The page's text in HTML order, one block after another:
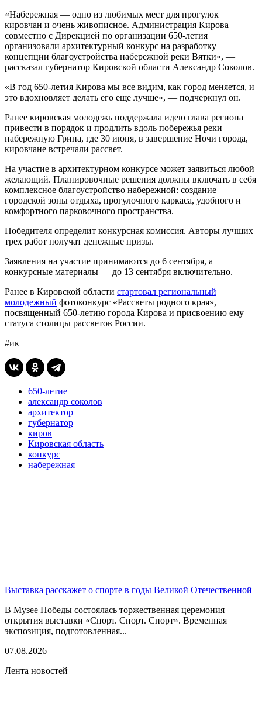
«Набережная — одно из любимых мест для прогулок
кировчан и очень живописное. Администрация Кирова
совместно с Дирекцией по организации 650-летия
организовали архитектурный конкурс на разработку
концепции благоустройства набережной реки Вятки», —
рассказал губернатор Кировской области Александр Соколов.
«В год 650-летия Кирова мы все видим, как город меняется, и
это вдохновляет делать его еще лучше», — подчеркнул он.
Ранее кировская молодежь поддержала идею глава региона
привести в порядок и продлить вдоль побережья реки
набережную Грина, где 30 июня, в завершение Ночи города,
кировчане встречали рассвет.
На участие в архитектурном конкурсе может заявиться любой
желающий. Планировочные решения должны включать в себя
комплексное благоустройство набережной: создание
городской зоны отдыха, прогулочного каркаса, удобного и
комфортного парковочного пространства.
Победителя определит конкурсная комиссия. Авторы лучших
трех работ получат денежные призы.
Заявления на участие принимаются до 6 сентября, а
конкурсные материалы — до 13 сентября включительно.
Ранее в Кировской области стартовал региональный
молодежный фотоконкурс «Рассветы родного края»,
посвященный 650-летию города Кирова и присвоению ему
статуса столицы рассветов России.
#ик
650-летие
александр соколов
архитектор
губернатор
киров
Кировская область
конкурс
набережная
Выставка расскажет о спорте в годы Великой Отечественной
В Музее Победы состоялась торжественная церемония
открытия выставки «Спорт. Спорт. Спорт». Временная
экспозиция, подготовленная...
07.08.2026
Лента новостей